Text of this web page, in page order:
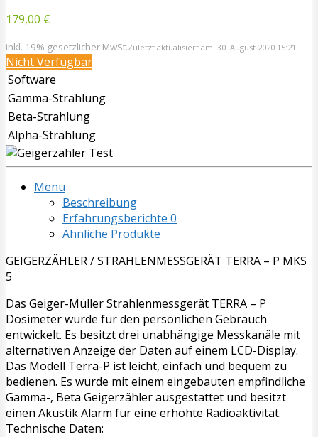
179,00 €
inkl. 19% gesetzlicher MwSt.Zuletzt aktualisiert am: 30. August 2020 15:21
Nicht Verfügbar
Software
Gamma-Strahlung
Beta-Strahlung
Alpha-Strahlung
Menu
Beschreibung
Erfahrungsberichte 0
Ähnliche Produkte
GEIGERZÄHLER / STRAHLENMESSGERÄT TERRA – P MKS
5
Das Geiger-Müller Strahlenmessgerät TERRA – P
Dosimeter wurde für den persönlichen Gebrauch
entwickelt. Es besitzt drei unabhängige Messkanäle mit
alternativen Anzeige der Daten auf einem LCD-Display.
Das Modell Terra-P ist leicht, einfach und bequem zu
bedienen. Es wurde mit einem eingebauten empfindliche
Gamma-, Beta Geigerzähler ausgestattet und besitzt
einen Akustik Alarm für eine erhöhte Radioaktivität.
Technische Daten: